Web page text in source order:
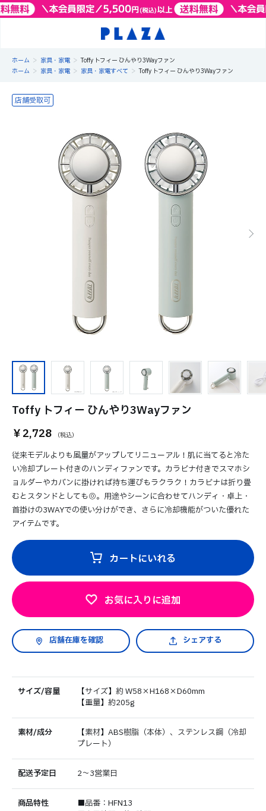
ホーム > 家具・家電 > Toffy トフィー ひんやり3Wayファン
ホーム > 家具・家電 > 家具・家電すべて > Toffy トフィー ひんやり3Wayファン
Toffy トフィー ひんやり3Wayファン
￥2,728
従来モデルよりも風量がアップしてリニューアル！肌に当てると冷た
い冷却プレート付きのハンディファンです。カラビナ付きでスマホシ
ョルダーやカバンに掛ければ持ち運びもラクラク！カラビナは折り畳
むとスタンドとしても◎。用途やシーンに合わせてハンディ・卓上・
首掛けの3WAYでの使い分けができ、さらに冷却機能がついた優れた
アイテムです。
カートにいれる
お気に入りに追加
シェアする
サイズ/容量
【サイズ】約 W58×H168×D60mm
【重量】約205g
素材/成分
【素材】ABS樹脂（本体）、ステンレス鋼（冷却
プレート）
配送予定日 2～3営業日
商品特性
■品番：HFN13